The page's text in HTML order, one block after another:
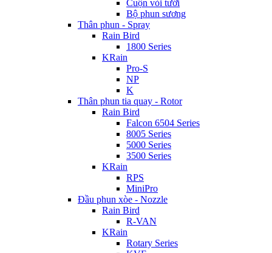
Cuộn vòi tưới
Bộ phun sương
Thân phun - Spray
Rain Bird
1800 Series
KRain
Pro-S
NP
K
Thân phun tia quay - Rotor
Rain Bird
Falcon 6504 Series
8005 Series
5000 Series
3500 Series
KRain
RPS
MiniPro
Đầu phun xòe - Nozzle
Rain Bird
R-VAN
KRain
Rotary Series